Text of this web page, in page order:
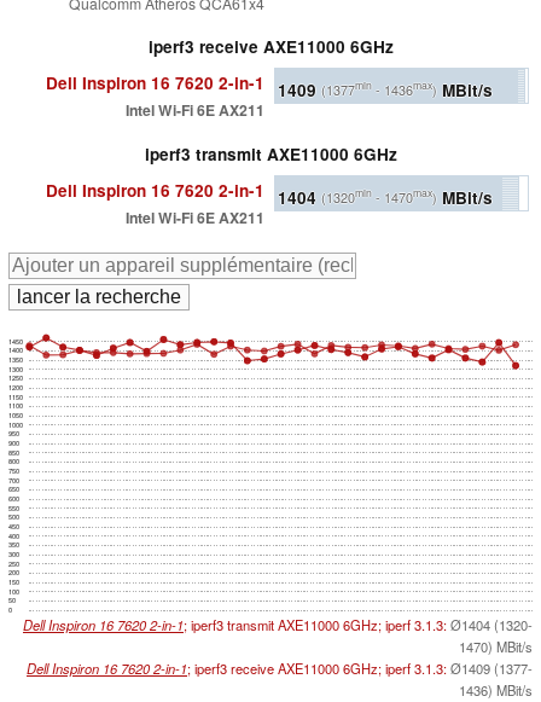
iperf3 receive AXE11000 6GHz
Dell Inspiron 16 7620 2-in-1
Intel Wi-Fi 6E AX211
1409 (1377min - 1436max) MBit/s
iperf3 transmit AXE11000 6GHz
Dell Inspiron 16 7620 2-in-1
Intel Wi-Fi 6E AX211
1404 (1320min - 1470max) MBit/s
0
50
100
150
200
250
300
350
400
450
500
550
600
650
700
750
800
850
900
950
1000
1050
1100
1150
1200
1250
1300
1350
1400
1450
Dell Inspiron 16 7620 2-in-1; iperf3 transmit AXE11000 6GHz; iperf 3.1.3:Ø1404 (1320-
1470) MBit/s
Dell Inspiron 16 7620 2-in-1; iperf3 receive AXE11000 6GHz; iperf 3.1.3:Ø1409 (1377-
1436) MBit/s